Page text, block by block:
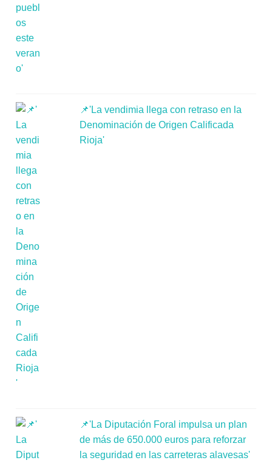
📌'La vendimia llega con retraso en la
Denominación de Origen Calificada
Rioja'
📌'La Diputación Foral impulsa un plan
de más de 650.000 euros para reforzar
la seguridad en las carreteras alavesas'